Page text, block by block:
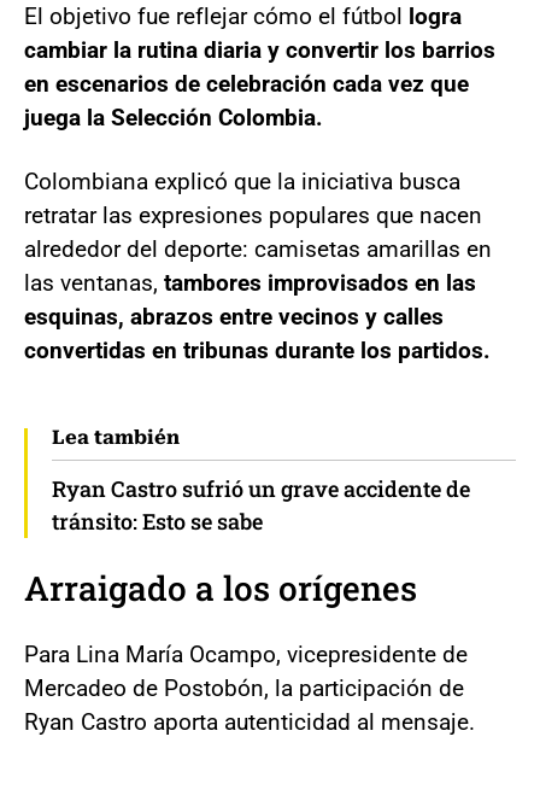
El objetivo fue reflejar cómo el fútbol logra
cambiar la rutina diaria y convertir los barrios
en escenarios de celebración cada vez que
juega la Selección Colombia.
Colombiana explicó que la iniciativa busca
retratar las expresiones populares que nacen
alrededor del deporte: camisetas amarillas en
las ventanas, tambores improvisados en las
esquinas, abrazos entre vecinos y calles
convertidas en tribunas durante los partidos.
Lea también
Ryan Castro sufrió un grave accidente de
tránsito: Esto se sabe
Arraigado a los orígenes
Para Lina María Ocampo, vicepresidente de
Mercadeo de Postobón, la participación de
Ryan Castro aporta autenticidad al mensaje.